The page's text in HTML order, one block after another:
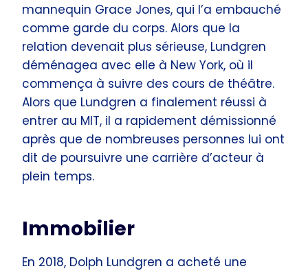
mannequin Grace Jones, qui l’a embauché
comme garde du corps. Alors que la
relation devenait plus sérieuse, Lundgren
déménagea avec elle à New York, où il
commença à suivre des cours de théâtre.
Alors que Lundgren a finalement réussi à
entrer au MIT, il a rapidement démissionné
après que de nombreuses personnes lui ont
dit de poursuivre une carrière d’acteur à
plein temps.
Immobilier
En 2018, Dolph Lundgren a acheté une